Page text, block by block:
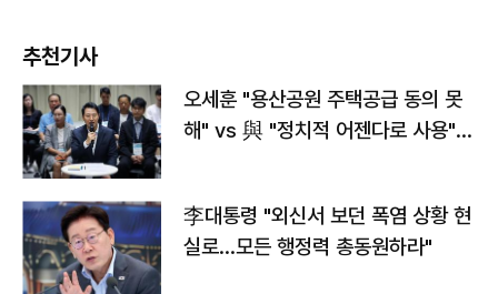
추천기사
오세훈 "용산공원 주택공급 동의 못
해" vs 與 "정치적 어젠다로 사용"
李대통령 "외신서 보던 폭염 상황 현
실로…모든 행정력 총동원하라"